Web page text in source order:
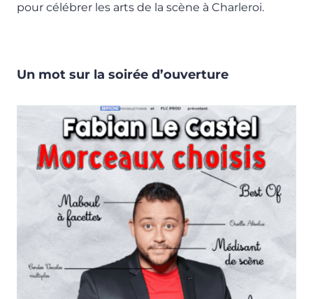
pour célébrer les arts de la scène à Charleroi.
Un mot sur la soirée d’ouverture